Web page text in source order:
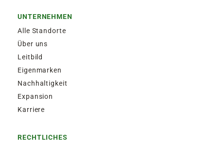
UNTERNEHMEN
Alle Standorte
Über uns
Leitbild
Eigenmarken
Nachhaltigkeit
Expansion
Karriere
RECHTLICHES